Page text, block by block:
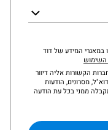
במאגרי המידע של דוד
השימוש
הקשורות אליה דיוור
מסרונים, הודעות
ממני בכל עת הודעה